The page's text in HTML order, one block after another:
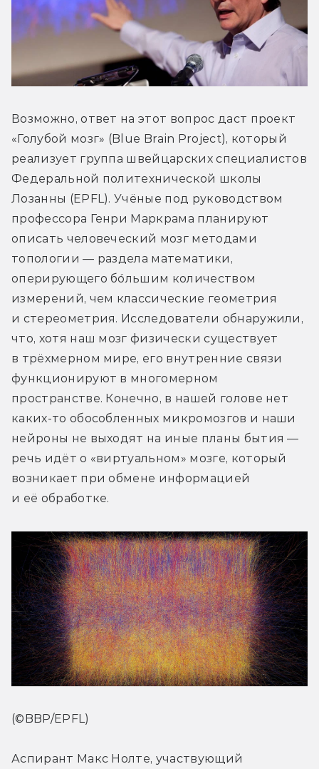
Возможно, ответ на этот вопрос даст проект
«Голубой мозг» (Blue Brain Project), который
реализует группа швейцарских специалистов
Федеральной политехнической школы
Лозанны (EPFL). Учёные под руководством
профессора Генри Маркрама планируют
описать человеческий мозг методами
топологии — раздела математики,
оперирующего бо́льшим количеством
измерений, чем классические геометрия
и стереометрия. Исследователи обнаружили,
что, хотя наш мозг физически существует
в трёхмерном мире, его внутренние связи
функционируют в многомерном
пространстве. Конечно, в нашей голове нет
каких-то обособленных микромозгов и наши
нейроны не выходят на иные планы бытия —
речь идёт о «виртуальном» мозге, который
возникает при обмене информацией
и её обработке.
(©BBP/EPFL)
Аспирант Макс Нолте, участвующий